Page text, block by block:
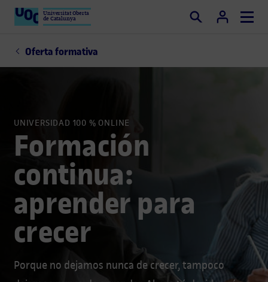
Universitat Oberta
de Catalunya Buscar
Oferta formativa
UNIVERSIDAD 100 % ONLINE
Formación
continua:
aprender para
crecer
Porque no dejamos nunca de crecer, tampoco